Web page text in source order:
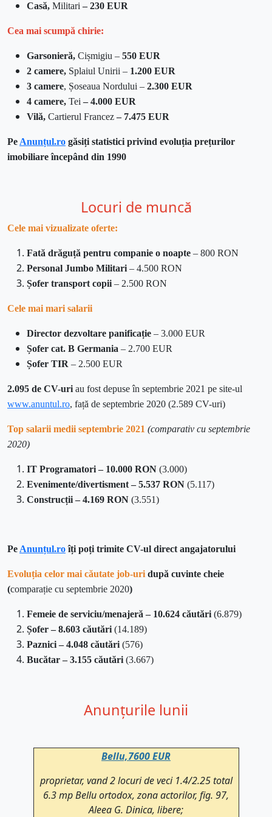
Casă, Militari – 230 EUR
Cea mai scumpă chirie:
Garsonieră, Cișmigiu – 550 EUR
2 camere, Splaiul Unirii – 1.200 EUR
3 camere, Șoseaua Nordului – 2.300 EUR
4 camere, Tei– 4.000 EUR
Vilă, Cartierul Francez– 7.475 EUR
Pe Anunțul.ro găsiți statistici privind evoluția prețurilor
imobiliare începând din 1990
Locuri de muncă
Cele mai vizualizate oferte:
Fată drăguță pentru companie o noapte – 800 RON
Personal Jumbo Militari – 4.500 RON
Șofer transport copii – 2.500 RON
Cele mai mari salarii
Director dezvoltare panificație – 3.000 EUR
Șofer cat. B Germania – 2.700 EUR
Șofer TIR – 2.500 EUR
2.095 de CV-uri au fost depuse în septembrie 2021 pe site-ul
www.anuntul.ro, față de septembrie 2020 (2.589 CV-uri)
Top salarii medii septembrie 2021 (comparativ cu septembrie
2020)
IT Programatori – 10.000 RON (3.000)
Evenimente/divertisment – 5.537 RON (5.117)
Construcții – 4.169 RON (3.551)
Pe Anunțul.roîți poți trimite CV-ul direct angajatorului
Evoluția celor mai căutate job-uri după cuvinte cheie
(comparație cu septembrie 2020)
Femeie de serviciu/menajeră – 10.624 căutări (6.879)
Șofer – 8.603 căutări (14.189)
Paznici – 4.048 căutări (576)
Bucătar – 3.155 căutări (3.667)
Anunțurile lunii
Bellu,7600 EUR
proprietar, vand 2 locuri de veci 1.4/2.25 total
6.3 mp Bellu ortodox, zona actorilor, fig. 97,
Aleea G. Dinica, libere;